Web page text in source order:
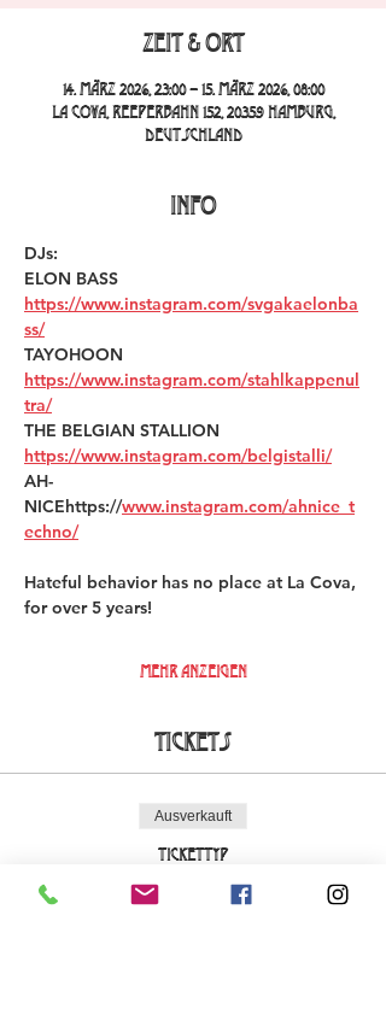
Zeit & Ort
14. März 2026, 23:00 – 15. März 2026, 08:00
La Cova, Reeperbahn 152, 20359 Hamburg,
Deutschland
INFO
DJs:
ELON BASS
https://www.instagram.com/svgakaelonba
ss/
TAYOHOON
https://www.instagram.com/stahlkappenul
tra/
THE BELGIAN STALLION
https://www.instagram.com/belgistalli/
AH-
NICEhttps://www.instagram.com/ahnice_t
echno/
Hateful behavior has no place at La Cova,
for over 5 years!
Mehr anzeigen
Tickets
Ausverkauft
Tickettyp
Early Bird La Cova Loca